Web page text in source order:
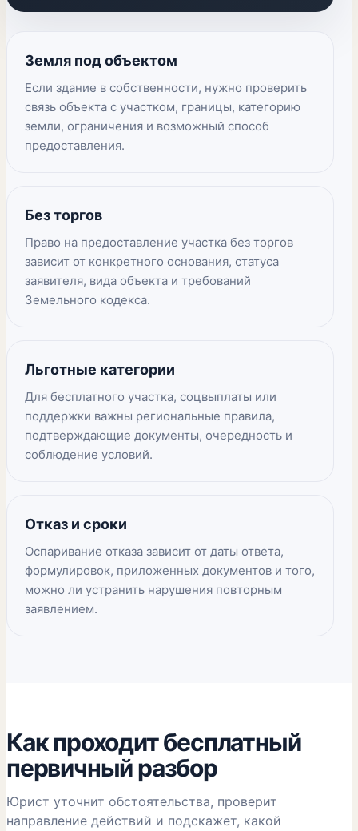
Земля под объектом
Если здание в собственности, нужно проверить
связь объекта с участком, границы, категорию
земли, ограничения и возможный способ
предоставления.
Без торгов
Право на предоставление участка без торгов
зависит от конкретного основания, статуса
заявителя, вида объекта и требований
Земельного кодекса.
Льготные категории
Для бесплатного участка, соцвыплаты или
поддержки важны региональные правила,
подтверждающие документы, очередность и
соблюдение условий.
Отказ и сроки
Оспаривание отказа зависит от даты ответа,
формулировок, приложенных документов и того,
можно ли устранить нарушения повторным
заявлением.
Как проходит бесплатный
первичный разбор
Юрист уточнит обстоятельства, проверит
направление действий и подскажет, какой